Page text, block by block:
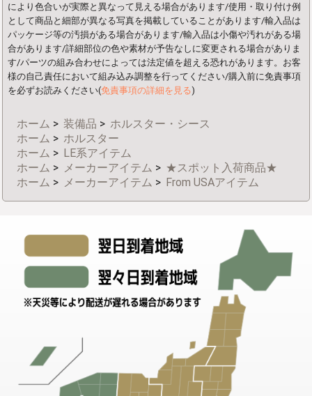
により色合いが実際と異なって見える場合があります/使用・取り付け例
として商品と細部が異なる写真を掲載していることがあります/輸入品は
パッケージ等の汚損がある場合があります/輸入品は小傷や汚れがある場
合があります/詳細部位の色や素材が予告なしに変更される場合がありま
す/パーツの組み合わせによっては法定値を超える恐れがあります。お客
様の自己責任において組み込み調整を行ってください/購入前に免責事項
を必ずお読みください(免責事項の詳細を見る)
ホーム > 装備品 > ホルスター・シース
ホーム > ホルスター
ホーム > LE系アイテム
ホーム > メーカーアイテム > ★スポット入荷商品★
ホーム > メーカーアイテム > From USAアイテム